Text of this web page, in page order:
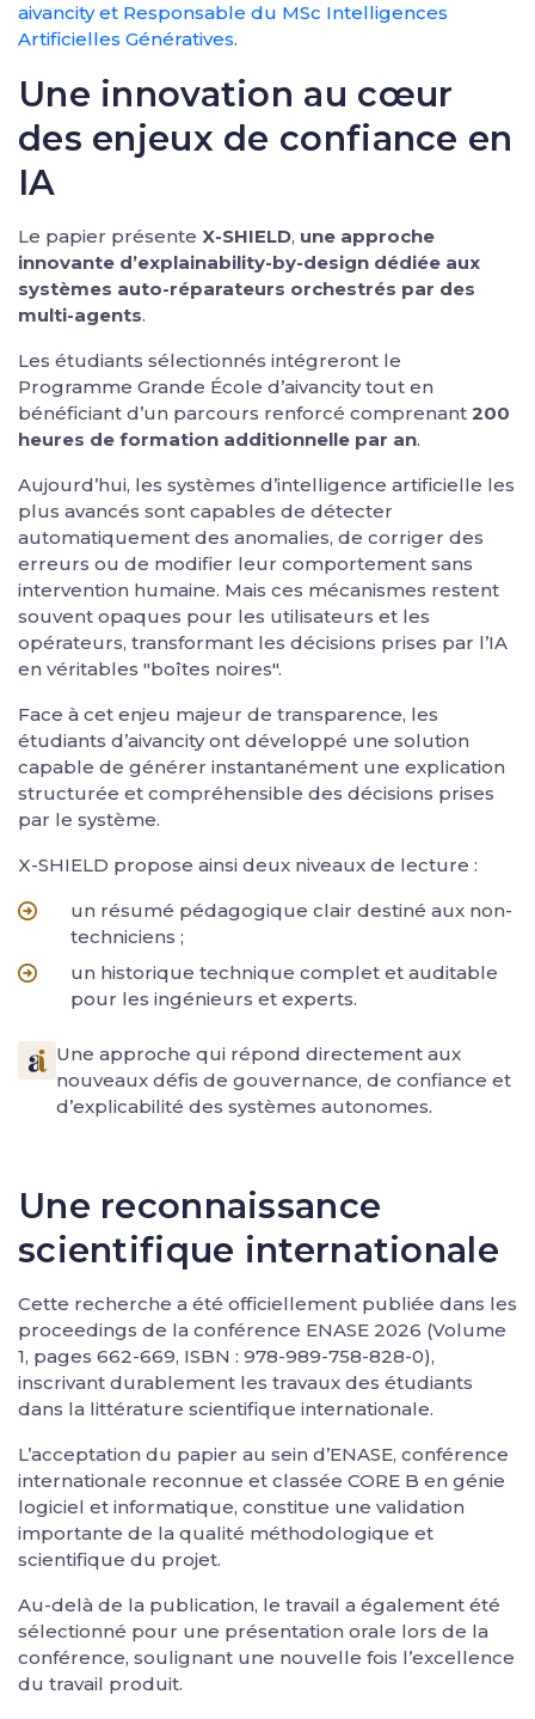
aivancity et Responsable du MSc Intelligences
Artificielles Génératives.
Une innovation au cœur
des enjeux de confiance en
IA
Le papier présente X-SHIELD, une approche
innovante d’explainability-by-design dédiée aux
systèmes auto-réparateurs orchestrés par des
multi-agents.
Les étudiants sélectionnés intégreront le
Programme Grande École d’aivancity tout en
bénéficiant d’un parcours renforcé comprenant 200
heures de formation additionnelle par an.
Aujourd’hui, les systèmes d’intelligence artificielle les
plus avancés sont capables de détecter
automatiquement des anomalies, de corriger des
erreurs ou de modifier leur comportement sans
intervention humaine. Mais ces mécanismes restent
souvent opaques pour les utilisateurs et les
opérateurs, transformant les décisions prises par l’IA
en véritables "boîtes noires".
Face à cet enjeu majeur de transparence, les
étudiants d’aivancity ont développé une solution
capable de générer instantanément une explication
structurée et compréhensible des décisions prises
par le système.
X-SHIELD propose ainsi deux niveaux de lecture :
un résumé pédagogique clair destiné aux non-
techniciens ;
un historique technique complet et auditable
pour les ingénieurs et experts.
Une approche qui répond directement aux
nouveaux défis de gouvernance, de confiance et
d’explicabilité des systèmes autonomes.
Une reconnaissance
scientifique internationale
Cette recherche a été officiellement publiée dans les
proceedings de la conférence ENASE 2026 (Volume
1, pages 662-669, ISBN : 978-989-758-828-0),
inscrivant durablement les travaux des étudiants
dans la littérature scientifique internationale.
L’acceptation du papier au sein d’ENASE, conférence
internationale reconnue et classée CORE B en génie
logiciel et informatique, constitue une validation
importante de la qualité méthodologique et
scientifique du projet.
Au-delà de la publication, le travail a également été
sélectionné pour une présentation orale lors de la
conférence, soulignant une nouvelle fois l’excellence
du travail produit.